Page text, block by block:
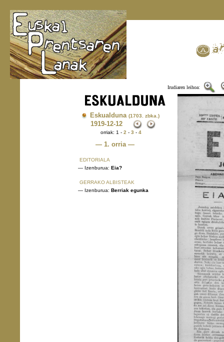
Irudiaren leihoa:
Eskualduna (1703. zbka.)
1919-12-12
orriak: 1 - 2 - 3 - 4
— 1. orria —
EDITORIALA
— Izenburua: Eia?
GERRAKO ALBISTEAK
— Izenburua: Berriak egunka